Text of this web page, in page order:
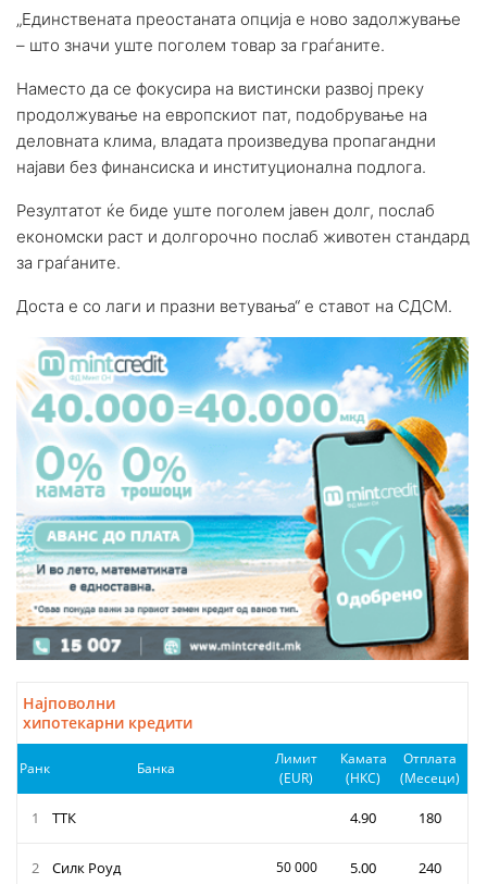
„Единствената преостаната опција е ново задолжување
– што значи уште поголем товар за граѓаните.
Наместо да се фокусира на вистински развој преку
продолжување на европскиот пат, подобрување на
деловната клима, владата произведува пропагандни
најави без финансиска и институционална подлога.
Резултатот ќе биде уште поголем јавен долг, послаб
економски раст и долгорочно послаб животен стандард
за граѓаните.
Доста е со лаги и празни ветувања“ е ставот на СДСМ.